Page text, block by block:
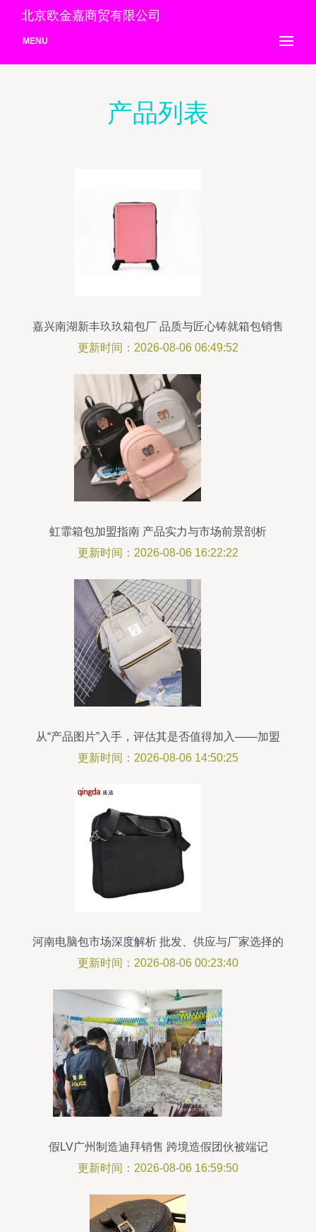
北京欧金嘉商贸有限公司
MENU
产品列表
嘉兴南湖新丰玖玖箱包厂 品质与匠心铸就箱包销售
典范
更新时间：2026-08-06 06:49:52
虹霏箱包加盟指南 产品实力与市场前景剖析
更新时间：2026-08-06 16:22:22
从“产品图片”入手，评估其是否值得加入——加盟
店是否真的赚钱？**
更新时间：2026-08-06 14:50:25
河南电脑包市场深度解析 批发、供应与厂家选择的
全面指南
更新时间：2026-08-06 00:23:40
假LV广州制造迪拜销售 跨境造假团伙被端记
更新时间：2026-08-06 16:59:50